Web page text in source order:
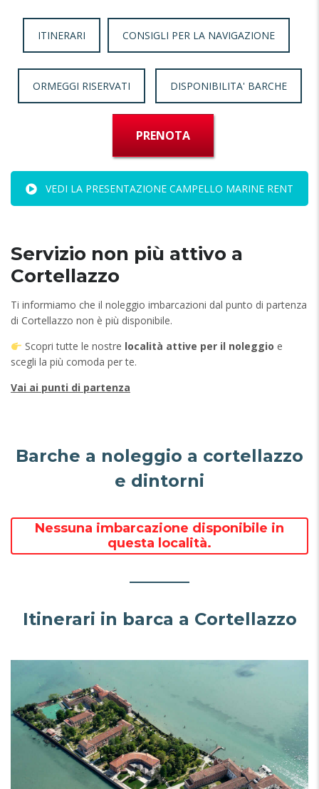
ITINERARI CONSIGLI PER LA NAVIGAZIONE
ORMEGGI RISERVATI DISPONIBILITA' BARCHE
PRENOTA
VEDI LA PRESENTAZIONE CAMPELLO MARINE RENT
Servizio non più attivo a
Cortellazzo
Ti informiamo che il noleggio imbarcazioni dal punto di partenza
di Cortellazzo non è più disponibile.
Scopri tutte le nostre località attive per il noleggio e
scegli la più comoda per te.
Vai ai punti di partenza
Barche a noleggio a cortellazzo
e dintorni
Nessuna imbarcazione disponibile in
questa località.
Itinerari in barca a Cortellazzo